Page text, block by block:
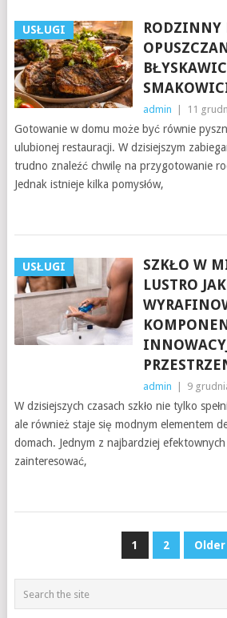
USŁUGI
RODZINNY
admin 11
Gotowanie w domu może być równie
ulubionej restauracji. W dzisiejszym
trudno znaleźć chwilę na przygotowanie
Jednak istnieje kilka pomysłów,
USŁUGI
SZKŁO W
LUSTRO
admin 9
W dzisiejszych czasach szkło nie tylko
ale również staje się modnym elementem
domach. Jednym z najbardziej
zainteresować,
STRONICOWANIE
1 2 Older